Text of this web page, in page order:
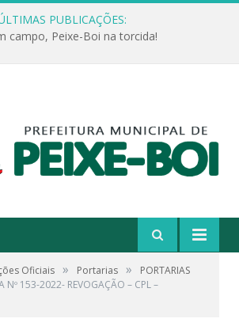
PUBLICAÇÕES:
campo, Peixe-Boi na torcida!
Oficiais » Portarias »
PORTARIAS
Nº 153-2022- REVOGAÇÃO – CPL –